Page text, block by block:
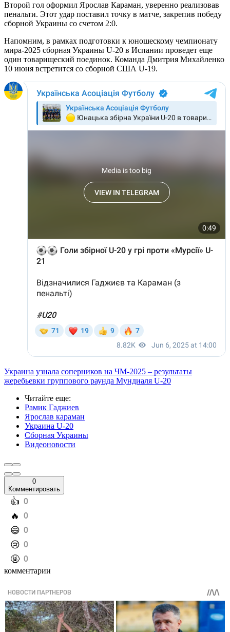
Второй гол оформил Ярослав Караман, уверенно реализовав
пенальти. Этот удар поставил точку в матче, закрепив победу
сборной Украины со счетом 2:0.
Напомним, в рамках подготовки к юношескому чемпионату
мира-2025 сборная Украины U-20 в Испании проведет еще
один товарищеский поединок. Команда Дмитрия Михайленко
10 июня встретится со сборной США U-19.
Украина узнала соперников на ЧМ-2025 – результаты
жеребьевки группового раунда Мундиаля U-20
Читайте еще:
Рамик Гаджиев
Ярослав караман
Украина U-20
Сборная Украины
Видеоновости
0
Комментировать
️👍 0
️🔥 0
️😄 0
️😢 0
️🤬 0
комментарии